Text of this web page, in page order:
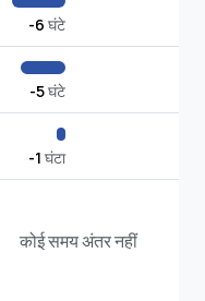
-6 घंटे
-5घंटे
-1 घंटा
कोई समय अंतर नहीं